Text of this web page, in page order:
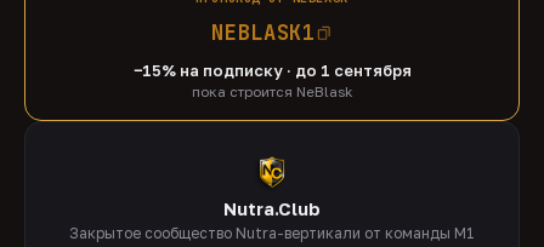
NEBLASK1
−15% на подписку · до 1 сентября
пока строится NeBlask
Nutra.Club
Закрытое сообщество Nutra-вертикали от команды M1